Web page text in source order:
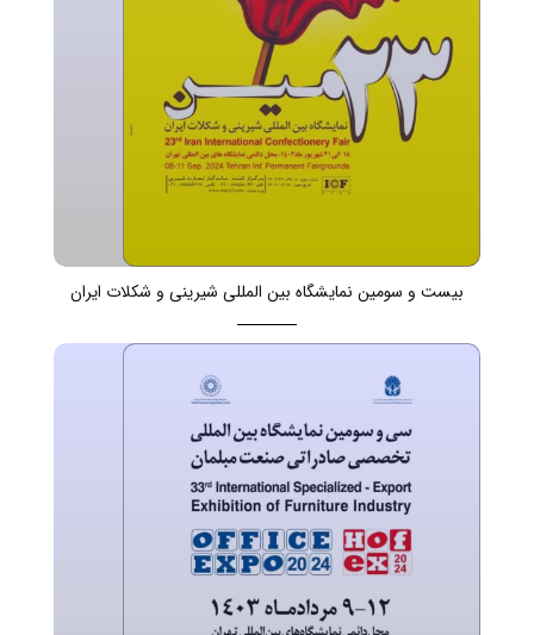
بیست و سومین نمایشگاه بین المللی شیرینی و شکلات ایران